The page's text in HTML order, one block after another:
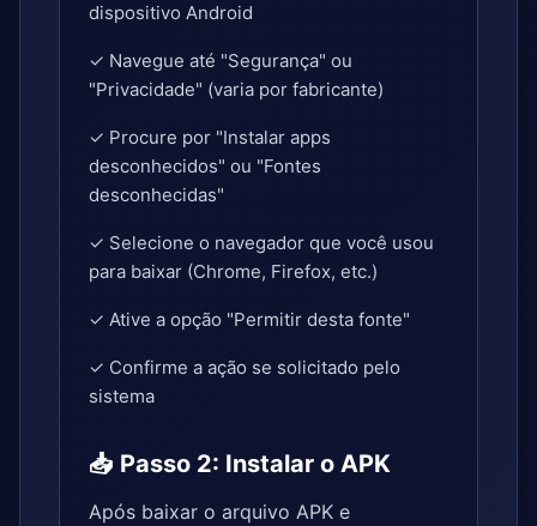
dispositivo Android
✓ Navegue até "Segurança" ou
"Privacidade" (varia por fabricante)
✓ Procure por "Instalar apps
desconhecidos" ou "Fontes
desconhecidas"
✓ Selecione o navegador que você usou
para baixar (Chrome, Firefox, etc.)
✓ Ative a opção "Permitir desta fonte"
✓ Confirme a ação se solicitado pelo
sistema
📥 Passo 2: Instalar o APK
Após baixar o arquivo APK e